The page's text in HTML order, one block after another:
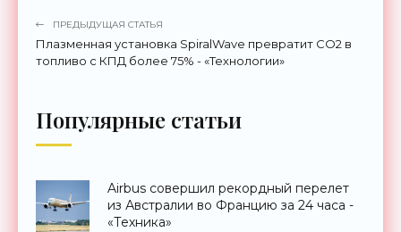
ПРЕДЫДУЩАЯ СТАТЬЯ
Плазменная установка SpiralWave превратит CO2 в
топливо с КПД более 75% - «Технологии»
Популярные статьи
Airbus совершил рекордный перелет
из Австралии во Францию за 24 часа -
«Техника»